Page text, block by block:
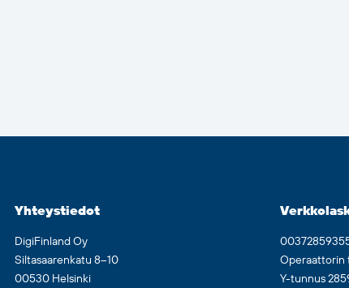
Yhteystiedot
DigiFinland Oy
Siltasaarenkatu 8–10
00530 Helsinki
Operaattorin
Y-tunnus